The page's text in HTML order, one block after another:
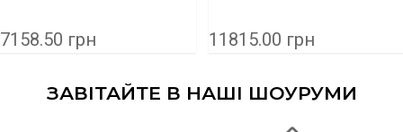
7158.50 грн 11815.00 грн
ЗАВІТАЙТЕ В НАШІ ШОУРУМИ